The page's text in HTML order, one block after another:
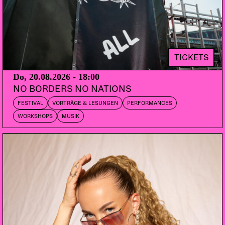
TICKETS
Do, 20.08.2026 - 18:00
NO BORDERS NO NATIONS
FESTIVAL VORTRÄGE & LESUNGEN PERFORMANCES
WORKSHOPS MUSIK